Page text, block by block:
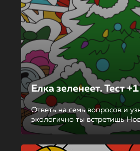
Елка зеленеет. Тест +1
Ответь на семь вопросов и
экологично ты встретишь